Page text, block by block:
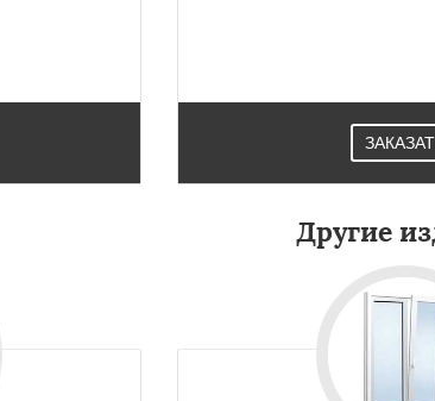
Другие